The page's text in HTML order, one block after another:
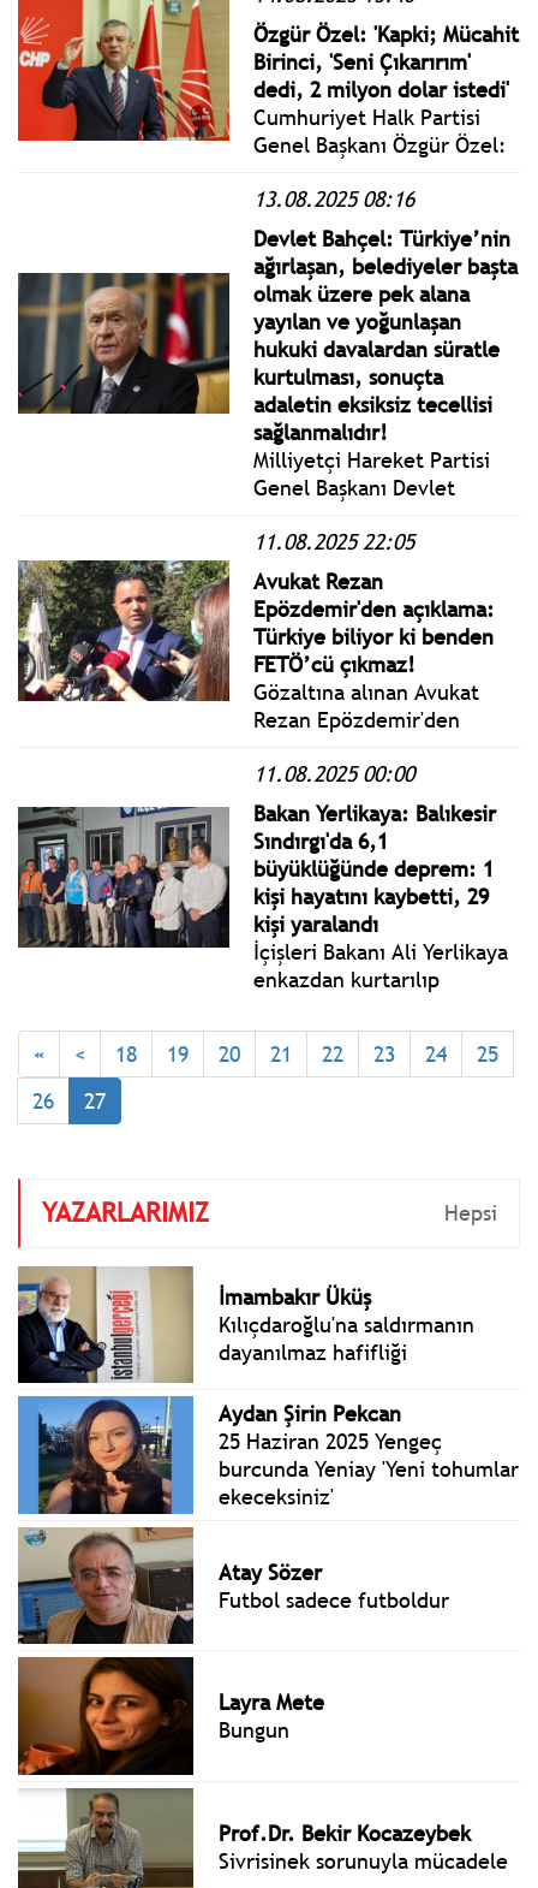
Çıkıyor Mitingine katıldı.
Özgür Özel: 'Kapki; Mücahit
Birinci, 'Seni Çıkarırım'
dedi, 2 milyon dolar istedi'
Cumhuriyet Halk Partisi
Genel Başkanı Özgür Özel:
Sürdürmeye Çalışan
Herkesin Üzerine
Bulaşacaktır.
13.08.2025 08:16
Devlet Bahçel: Türkiye’nin
ağırlaşan, belediyeler başta
olmak üzere pek alana
yayılan ve yoğunlaşan
hukuki davalardan süratle
kurtulması, sonuçta
adaletin eksiksiz tecellisi
sağlanmalıdır!
Milliyetçi Hareket Partisi
Genel Başkanı Devlet
Gündemle” ilgili yazılı
basın açıklaması yaptı.
Bahçeli açıklamasında:
Milliyetçi Hareket Partisi
samimiyet, sağduyu ve
özveriyle komisyon
çalışmalarına katkı
sunacaktır.
11.08.2025 22:05
Avukat Rezan
Epözdemir'den açıklama:
Türkiye biliyor ki benden
FETÖ’cü çıkmaz!
Gözaltına alınan Avukat
Rezan Epözdemir'den
şahıs İstanbul Cumhuriyet
Başsavcılığına giderek
hakkımda FETÖ Terör
Örgütüne yardım-casusluk
isnadıyla suç duyurusunda
bulunmuş!
11.08.2025 00:00
Bakan Yerlikaya: Balıkesir
Sındırgı'da 6,1
büyüklüğünde deprem: 1
kişi hayatını kaybetti, 29
kişi yaralandı
İçişleri Bakanı Ali Yerlikaya
enkazdan kurtarılıp
alınan 81 yaşındaki
vatandaşın hayatını
« < 18 19 20 21 22 23 24
25
26
27
YAZARLARIMIZ Hepsi
İmambakır Üküş
Kılıçdaroğlu'na saldırmanın
dayanılmaz hafifliği
Aydan Şirin Pekcan
25 Haziran 2025 Yengeç
burcunda Yeniay 'Yeni tohumlar
ekeceksiniz'
Atay Sözer
Futbol sadece futboldur
Layra Mete
Bungun
Prof.Dr. Bekir Kocazeybek
Sivrisinek sorunuyla mücadele